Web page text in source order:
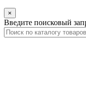
×
Введите поисковый